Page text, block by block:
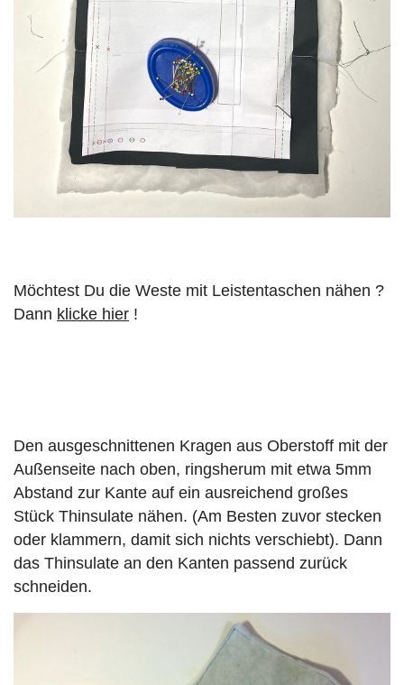
Möchtest Du die Weste mit Leistentaschen nähen ?
Dann klicke hier !
Den ausgeschnittenen Kragen aus Oberstoff mit der
Außenseite nach oben, ringsherum mit etwa 5mm
Abstand zur Kante auf ein ausreichend großes
Stück Thinsulate nähen. (Am Besten zuvor stecken
oder klammern, damit sich nichts verschiebt). Dann
das Thinsulate an den Kanten passend zurück
schneiden.